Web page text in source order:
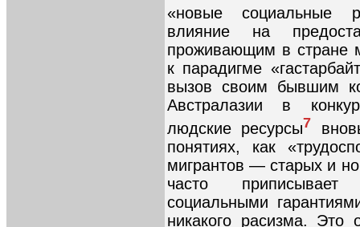
«новые социальные
влияние на
проживающим в стране
к парадигме
вызов своим бывшим
Австралазии в
людские ресурсы7
понятиях, как
мигрантов — старых и
часто приписывает
социальными
никакого расизма. Это